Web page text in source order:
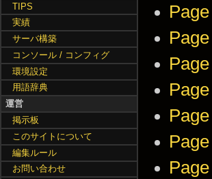
Page
TIPS
実績
サーバ構築
コンソール / コンフィグ
環境設定
用語辞典
運営
掲示板
このサイトについて
編集ルール
お問い合わせ